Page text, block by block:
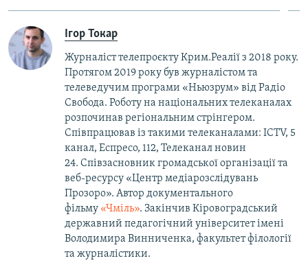
Ігор Токар
Журналіст телепроєкту Крим.Реалії з 2018 року.
Протягом 2019 року був журналістом та
телеведучим програми «Ньюзрум» від Радіо
Свобода. Роботу на національних телеканалах
розпочинав регіональним стрінгером.
Співпрацював із такими телеканалами: ICTV, 5
канал, Еспресо, 112, Телеканал новин
24. Співзасновник громадської організації та
веб-ресурсу «Центр медіарозслідувань
Прозоро». Автор документального
фільму «Чміль». Закінчив Кіровоградський
державний педагогічний університет імені
Володимира Винниченка, факультет філології
та журналістики.